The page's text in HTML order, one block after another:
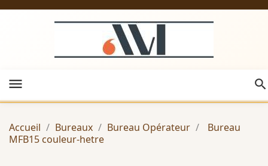
menu
Accueil Bureaux Bureau Opérateur
Bureau
MFB15 couleur-hetre